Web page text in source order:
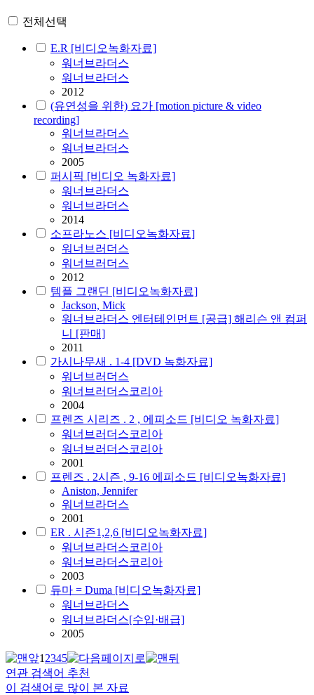
전체선택
E.R [비디오녹화자료]
워너브라더스
워너브라더스
2012
(유연성을 위한) 요가 [motion picture & video
recording]
워너브라더스
워너브라더스
2005
퍼시픽 [비디오 녹화자료]
워너브라더스
워너브라더스
2014
소프라노스 [비디오녹화자료]
워너브러더스
워너브러더스
2012
템플 그랜딘 [비디오녹화자료]
Jackson, Mick
워너브라더스 엔터테인먼트 [공급] 해리슨 앤 컴퍼
니 [판매]
2011
가시나무새 . 1-4 [DVD 녹화자료]
워너브러더스
워너브러더스코리아
2004
프렌즈 시리즈 . 2 , 에피소드 [비디오 녹화자료]
워너브러더스코리아
워너브러더스코리아
2001
프렌즈 . 2시즌 , 9-16 에피소드 [비디오녹화자료]
Aniston, Jennifer
워너브라더스
2001
ER . 시즌1,2,6 [비디오녹화자료]
워너브라더스코리아
워너브라더스코리아
2003
듀마 = Duma [비디오녹화자료]
워너브라더스
워너브라더스[수입·배급]
2005
12345
연관 검색어 추천
이 검색어로 많이 본 자료